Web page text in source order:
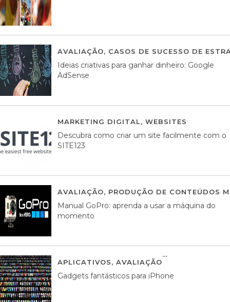
AVALIAÇÃO, CASOS DE SUCESSO DE
Ideias criativas para ganhar dinheiro: Google
AdSense
MARKETING DIGITAL, WEBSITES
Descubra como criar um site facilmente com o
SITE123
AVALIAÇÃO, PRODUÇÃO DE CONTEÚDOS
Manual GoPro: aprenda a usar a máquina do
momento
APLICATIVOS, AVALIAÇÃO
Gadgets fantásticos para iPhone